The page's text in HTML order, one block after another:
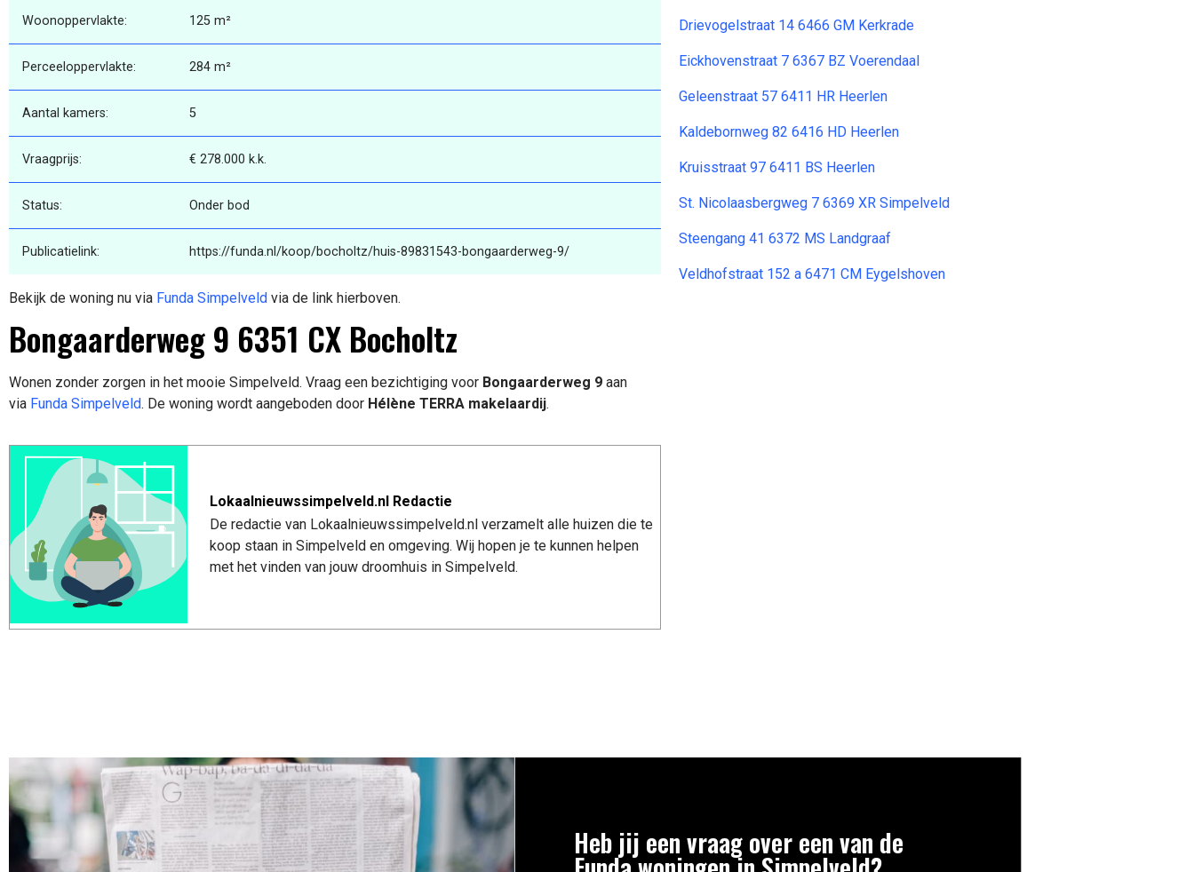
Woonoppervlakte: 125 m²
Perceeloppervlakte: 284 m²
Aantal kamers: 5
Vraagprijs: € 278.000 k.k.
Status: Onder bod
Publicatielink: https://funda.nl/koop/bocholtz/huis-89831543-bongaarderweg-9/
Bekijk de woning nu via Funda Simpelveld via de link hierboven.
Bongaarderweg 9 6351 CX Bocholtz
Wonen zonder zorgen in het mooie Simpelveld. Vraag een bezichtiging voor Bongaarderweg 9 aan
via Funda Simpelveld. De woning wordt aangeboden door Hélène TERRA makelaardij.
Lokaalnieuwssimpelveld.nl Redactie
De redactie van Lokaalnieuwssimpelveld.nl verzamelt alle huizen die te
koop staan in Simpelveld en omgeving. Wij hopen je te kunnen helpen
met het vinden van jouw droomhuis in Simpelveld.
Drievogelstraat 14 6466 GM Kerkrade
Eickhovenstraat 7 6367 BZ Voerendaal
Geleenstraat 57 6411 HR Heerlen
Kaldebornweg 82 6416 HD Heerlen
Kruisstraat 97 6411 BS Heerlen
St. Nicolaasbergweg 7 6369 XR Simpelveld
Steengang 41 6372 MS Landgraaf
Veldhofstraat 152 a 6471 CM Eygelshoven
Heb jij een vraag over een van de